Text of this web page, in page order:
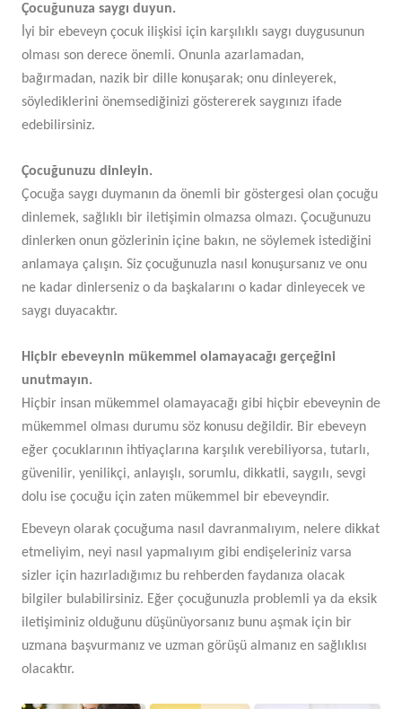
Çocuğunuza saygı duyun.
İyi bir ebeveyn çocuk ilişkisi için karşılıklı saygı duygusunun
olması son derece önemli. Onunla azarlamadan,
bağırmadan, nazik bir dille konuşarak; onu dinleyerek,
söylediklerini önemsediğinizi göstererek saygınızı ifade
edebilirsiniz.
Çocuğunuzu dinleyin.
Çocuğa saygı duymanın da önemli bir göstergesi olan çocuğu
dinlemek, sağlıklı bir iletişimin olmazsa olmazı. Çocuğunuzu
dinlerken onun gözlerinin içine bakın, ne söylemek istediğini
anlamaya çalışın. Siz çocuğunuzla nasıl konuşursanız ve onu
ne kadar dinlerseniz o da başkalarını o kadar dinleyecek ve
saygı duyacaktır.
Hiçbir ebeveynin mükemmel olamayacağı gerçeğini
unutmayın.
Hiçbir insan mükemmel olamayacağı gibi hiçbir ebeveynin de
mükemmel olması durumu söz konusu değildir. Bir ebeveyn
eğer çocuklarının ihtiyaçlarına karşılık verebiliyorsa, tutarlı,
güvenilir, yenilikçi, anlayışlı, sorumlu, dikkatli, saygılı, sevgi
dolu ise çocuğu için zaten mükemmel bir ebeveyndir.
Ebeveyn olarak çocuğuma nasıl davranmalıyım, nelere dikkat
etmeliyim, neyi nasıl yapmalıyım gibi endişeleriniz varsa
sizler için hazırladığımız bu rehberden faydanıza olacak
bilgiler bulabilirsiniz. Eğer çocuğunuzla problemli ya da eksik
iletişiminiz olduğunu düşünüyorsanız bunu aşmak için bir
uzmana başvurmanız ve uzman görüşü almanız en sağlıklısı
olacaktır.